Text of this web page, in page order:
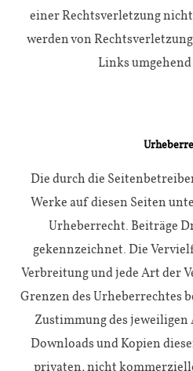
einer Rechtsverletzung
werden von
Links
Die durch die
Werke auf diesen Seiten
Urheberrecht. Beiträge
gekennzeichnet. Die
Verbreitung und jede Art der
Grenzen des Urheberrechtes
Zustimmung des jeweiligen
Downloads und Kopien
privaten, nicht